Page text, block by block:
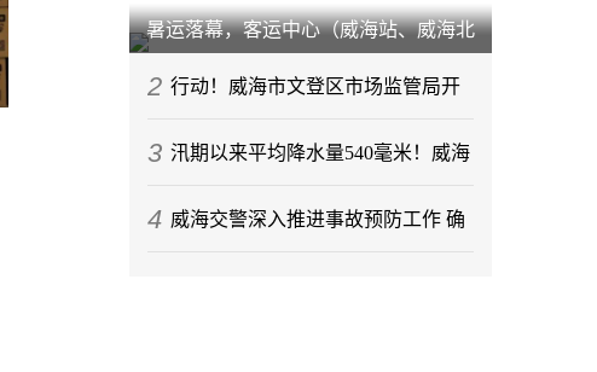
暑运落幕，客运中心（威海站、威海北
站）到发旅客212.88万人次
2 行动！威海市文登区市场监管局开
展节前月饼专项监督检查
3 汛期以来平均降水量540毫米！威海
今年气候情况发布
4 威海交警深入推进事故预防工作 确